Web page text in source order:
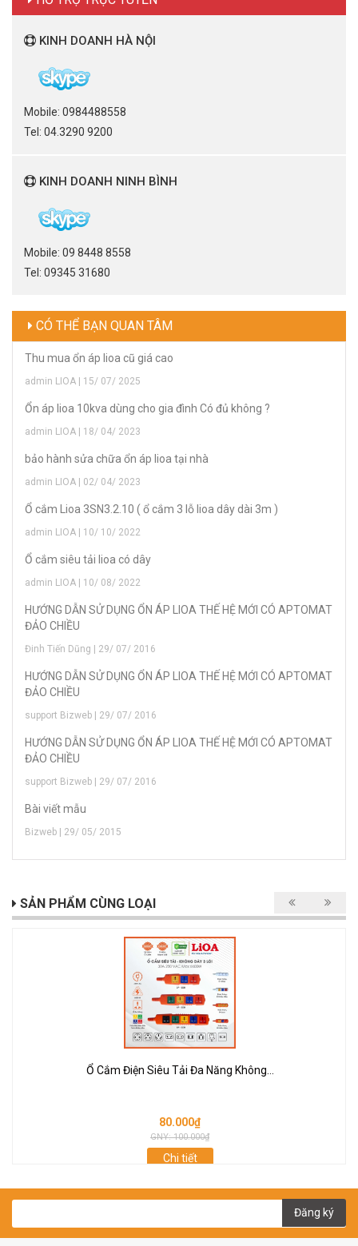
KINH DOANH HÀ NỘI
Mobile: 0984488558
Tel: 04.3290 9200
KINH DOANH NINH BÌNH
Mobile: 09 8448 8558
Tel: 09345 31680
CÓ THỂ BẠN QUAN TÂM
Thu mua ổn áp lioa cũ giá cao
admin LIOA | 15/ 07/ 2025
Ổn áp lioa 10kva dùng cho gia đình Có đủ không ?
admin LIOA | 18/ 04/ 2023
bảo hành sửa chữa ổn áp lioa tại nhà
admin LIOA | 02/ 04/ 2023
Ổ cắm Lioa 3SN3.2.10 ( ổ cắm 3 lỗ lioa dây dài 3m )
admin LIOA | 10/ 10/ 2022
Ổ cắm siêu tải lioa có dây
admin LIOA | 10/ 08/ 2022
HƯỚNG DẪN SỬ DỤNG ỔN ÁP LIOA THẾ HỆ MỚI CÓ APTOMAT
ĐẢO CHIỀU
Đinh Tiến Dũng | 29/ 07/ 2016
HƯỚNG DẪN SỬ DỤNG ỔN ÁP LIOA THẾ HỆ MỚI CÓ APTOMAT
ĐẢO CHIỀU
support Bizweb | 29/ 07/ 2016
HƯỚNG DẪN SỬ DỤNG ỔN ÁP LIOA THẾ HỆ MỚI CÓ APTOMAT
ĐẢO CHIỀU
support Bizweb | 29/ 07/ 2016
Bài viết mẫu
Bizweb | 29/ 05/ 2015
SẢN PHẨM CÙNG LOẠI
Ổ Cắm Điện Siêu Tải Đa Năng Không...
80.000₫
GNY: 100.000₫
Chi tiết
Đăng ký